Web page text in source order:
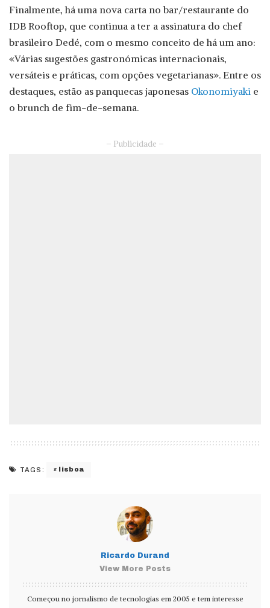
Finalmente, há uma nova carta no bar/restaurante do
IDB Rooftop, que continua a ter a assinatura do chef
brasileiro Dedé, com o mesmo conceito de há um ano:
«Várias sugestões gastronómicas internacionais,
versáteis e práticas, com opções vegetarianas». Entre os
destaques, estão as panquecas japonesas Okonomiyaki e
o brunch de fim-de-semana.
– Publicidade –
TAGS: lisboa
Ricardo Durand
View More Posts
Começou no jornalismo de tecnologias em 2005 e tem interesse